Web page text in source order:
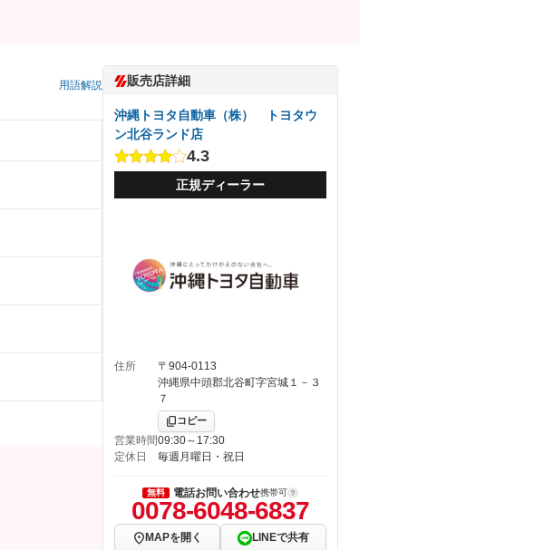
用語解説 販売店詳細
沖縄トヨタ自動車（株） トヨタウ
ン北谷ランド店
4.3
正規ディーラー
住所
〒904-0113
沖縄県中頭郡北谷町字宮城１－３
７
コピー
営業時間09:30～17:30
定休日
毎週月曜日・祝日
無料 電話お問い合わせ携帯可
0078-6048-6837
MAPを開く
LINEで共有